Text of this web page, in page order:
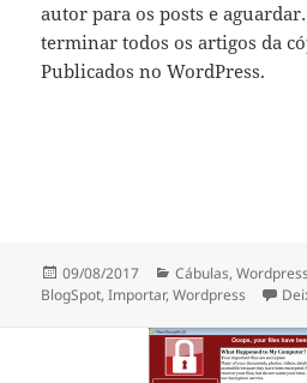
autor para os posts e
terminar todos os artigos da
Publicados no WordPress.
Publicado
a
09/08/2017 Categorias
Cábulas,Wordpress
BlogSpot,Importar,Wordpress